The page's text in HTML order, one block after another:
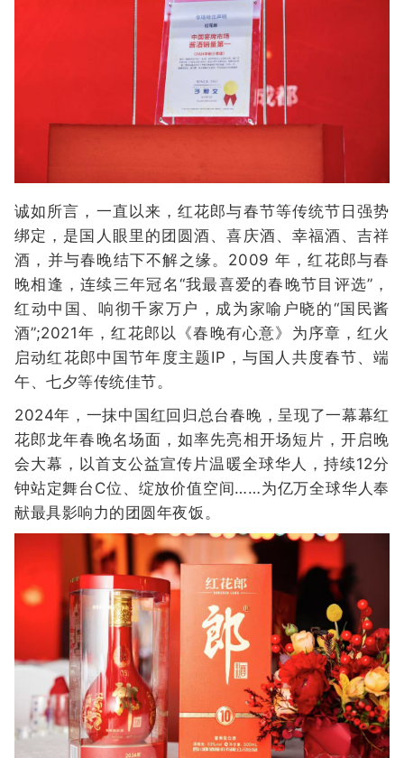
诚如所言，一直以来，红花郎与春节等传统节日强势
绑定，是国人眼里的团圆酒、喜庆酒、幸福酒、吉祥
酒，并与春晚结下不解之缘。2009 年，红花郎与春
晚相逢，连续三年冠名“我最喜爱的春晚节目评选”，
红动中国、响彻千家万户，成为家喻户晓的“国民酱
酒”;2021年，红花郎以《春晚有心意》为序章，红火
启动红花郎中国节年度主题IP，与国人共度春节、端
午、七夕等传统佳节。
2024年，一抹中国红回归总台春晚，呈现了一幕幕红
花郎龙年春晚名场面，如率先亮相开场短片，开启晚
会大幕，以首支公益宣传片温暖全球华人，持续12分
钟站定舞台C位、绽放价值空间……为亿万全球华人奉
献最具影响力的团圆年夜饭。